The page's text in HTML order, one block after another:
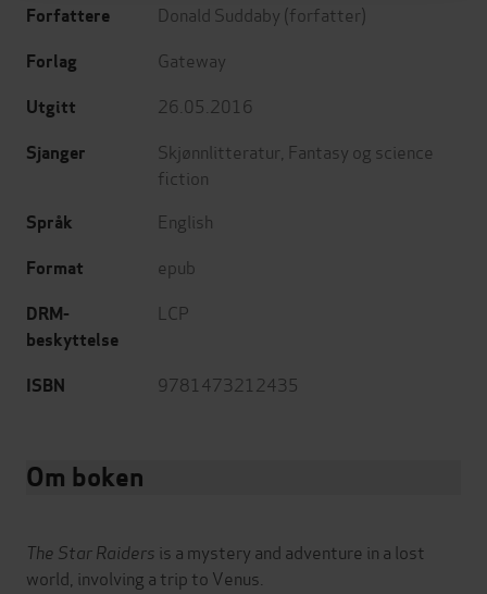
Forfattere Donald Suddaby (forfatter)
Forlag Gateway
Utgitt 26.05.2016
Sjanger Skjønnlitteratur Fantasy og science
fiction
Språk English
Format epub
DRM-
beskyttelse
LCP
ISBN 9781473212435
Om boken
The Star Raiders is a mystery and adventure in a lost